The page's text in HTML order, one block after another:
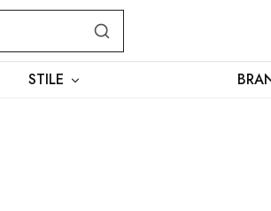
STILE